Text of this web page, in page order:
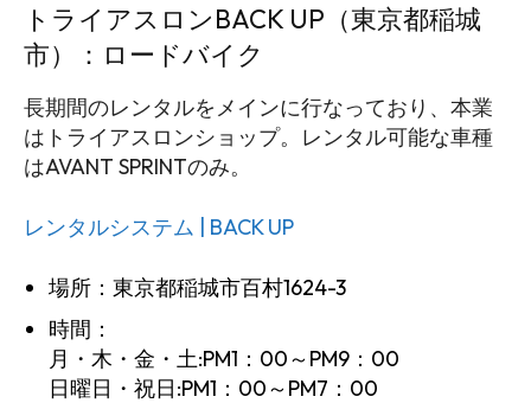
トライアスロンBACK UP（東京都稲城
市）：ロードバイク
長期間のレンタルをメインに行なっており、本業
はトライアスロンショップ。レンタル可能な車種
はAVANT SPRINTのみ。
レンタルシステム | BACK UP
場所：東京都稲城市百村1624-3
時間：
月・木・金・土:PM1：00～PM9：00
日曜日・祝日:PM1：00～PM7：00